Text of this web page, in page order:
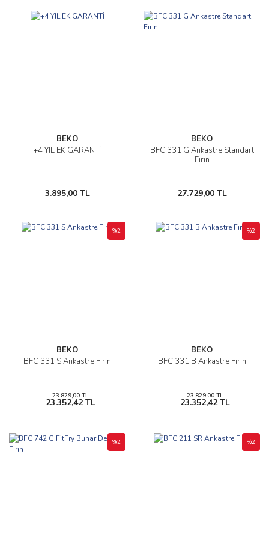
BEKO
+4 YIL EK GARANTİ
3.895,00 TL
BEKO
BFC 331 G Ankastre Standart
Fırın
27.729,00 TL
BEKO
BFC 331 S Ankastre Fırın
%2
23.829,00 TL
23.352,42 TL
BEKO
BFC 331 B Ankastre Fırın
%2
23.829,00 TL
23.352,42 TL
%2 %2